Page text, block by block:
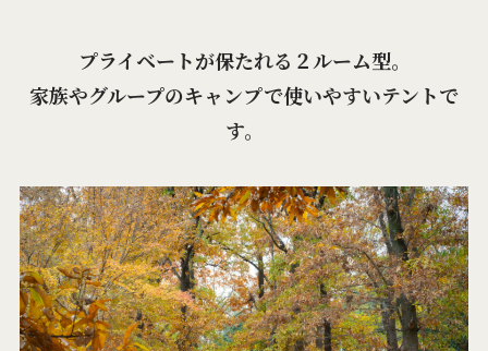
プライベートが保たれる２ルーム型。
家族やグループのキャンプで使いやすいテントで
す。